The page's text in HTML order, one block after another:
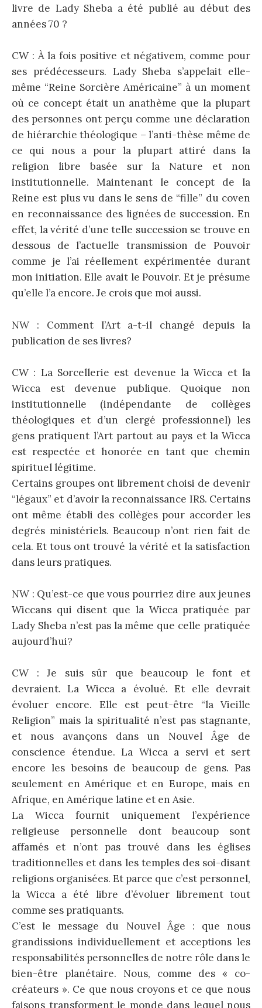
livre de Lady Sheba a été publié au début des
années 70 ?
CW : À la fois positive et négativem, comme pour
ses prédécesseurs. Lady Sheba s’appelait elle-
même “Reine Sorcière Américaine” à un moment
où ce concept était un anathème que la plupart
des personnes ont perçu comme une déclaration
de hiérarchie théologique – l’anti-thèse même de
ce qui nous a pour la plupart attiré dans la
religion libre basée sur la Nature et non
institutionnelle. Maintenant le concept de la
Reine est plus vu dans le sens de “fille” du coven
en reconnaissance des lignées de succession. En
effet, la vérité d’une telle succession se trouve en
dessous de l’actuelle transmission de Pouvoir
comme je l’ai réellement expérimentée durant
mon initiation. Elle avait le Pouvoir. Et je présume
qu’elle l’a encore. Je crois que moi aussi.
NW : Comment l’Art a-t-il changé depuis la
publication de ses livres?
CW : La Sorcellerie est devenue la Wicca et la
Wicca est devenue publique. Quoique non
institutionnelle (indépendante de collèges
théologiques et d’un clergé professionnel) les
gens pratiquent l’Art partout au pays et la Wicca
est respectée et honorée en tant que chemin
spirituel légitime.
Certains groupes ont librement choisi de devenir
“légaux” et d’avoir la reconnaissance IRS. Certains
ont même établi des collèges pour accorder les
degrés ministériels. Beaucoup n’ont rien fait de
cela. Et tous ont trouvé la vérité et la satisfaction
dans leurs pratiques.
NW : Qu’est-ce que vous pourriez dire aux jeunes
Wiccans qui disent que la Wicca pratiquée par
Lady Sheba n’est pas la même que celle pratiquée
aujourd’hui?
CW : Je suis sûr que beaucoup le font et
devraient. La Wicca a évolué. Et elle devrait
évoluer encore. Elle est peut-être “la Vieille
Religion” mais la spiritualité n’est pas stagnante,
et nous avançons dans un Nouvel Âge de
conscience étendue. La Wicca a servi et sert
encore les besoins de beaucoup de gens. Pas
seulement en Amérique et en Europe, mais en
Afrique, en Amérique latine et en Asie.
La Wicca fournit uniquement l’expérience
religieuse personnelle dont beaucoup sont
affamés et n’ont pas trouvé dans les églises
traditionnelles et dans les temples des soi-disant
religions organisées. Et parce que c’est personnel,
la Wicca a été libre d’évoluer librement tout
comme ses pratiquants.
C’est le message du Nouvel Âge : que nous
grandissions individuellement et acceptions les
responsabilités personnelles de notre rôle dans le
bien-être planétaire. Nous, comme des « co-
créateurs ». Ce que nous croyons et ce que nous
faisons transforment le monde dans lequel nous